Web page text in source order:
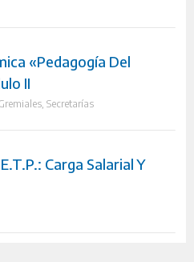
«Pedagogía Del
II
, Secretarías
Carga Salarial Y